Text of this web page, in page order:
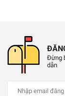
Chính Sách
Hỗ trợ đổi
Đừng
dẫn